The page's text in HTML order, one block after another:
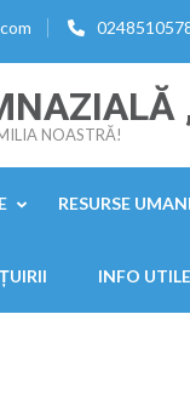
NOASTRĂ!
RESURSE
INFO UTILE